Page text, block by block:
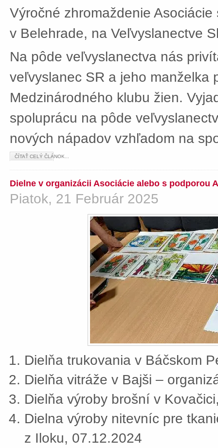
Výročné zhromaždenie
v Belehrade, na Veľvyslanectve
Na pôde veľvyslanectva nás
veľvyslanec SR a jeho manželka
Medzinárodného klubu žien.
spoluprácu na pôde
nových nápadov vzhľadom na
ČÍTAŤ CELÝ ČLÁNOK...
Dielne v organizácii Asociácie alebo s podporou
Piatok, 21 Február 2025
Dielňa trukovania v Báčskom
Dielňa vitráže v Bajši –
Dielňa výroby brošní v
Dielna výroby nitevníc pre
z Iloku, 07.12.2024